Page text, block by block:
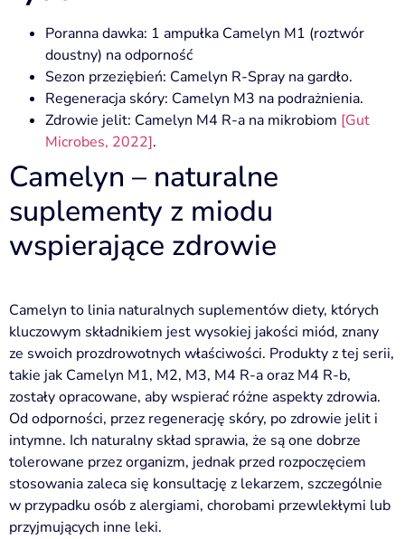
Poranna dawka: 1 ampułka Camelyn M1 (roztwór
doustny) na odporność
Sezon przeziębień: Camelyn R-Spray na gardło.
Regeneracja skóry: Camelyn M3 na podrażnienia.
Zdrowie jelit: Camelyn M4 R-a na mikrobiom [Gut
Microbes, 2022].
Camelyn – naturalne
suplementy z miodu
wspierające zdrowie
Camelyn to linia naturalnych suplementów diety, których
kluczowym składnikiem jest wysokiej jakości miód, znany
ze swoich prozdrowotnych właściwości. Produkty z tej serii,
takie jak Camelyn M1, M2, M3, M4 R-a oraz M4 R-b,
zostały opracowane, aby wspierać różne aspekty zdrowia.
Od odporności, przez regenerację skóry, po zdrowie jelit i
intymne. Ich naturalny skład sprawia, że są one dobrze
tolerowane przez organizm, jednak przed rozpoczęciem
stosowania zaleca się konsultację z lekarzem, szczególnie
w przypadku osób z alergiami, chorobami przewlekłymi lub
przyjmujących inne leki.